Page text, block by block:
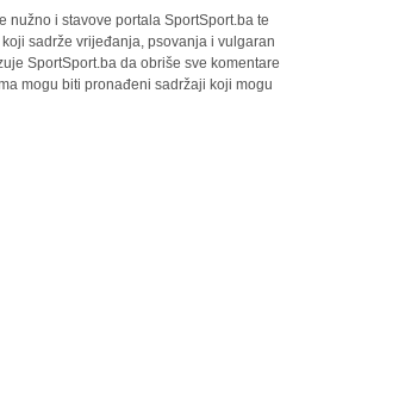
nužno i stavove portala SportSport.ba te
sadrže vrijeđanja, psovanja i vulgaran
SportSport.ba da obriše sve komentare
mogu biti pronađeni sadržaji koji mogu